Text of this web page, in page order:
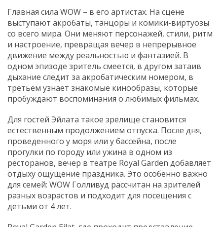
Главная сила WOW – в его артистах. На сцене
выступают акробаты, танцоры и комики-виртуозы
со всего мира. Они меняют персонажей, стили, ритм
и настроение, превращая вечер в непрерывное
движение между реальностью и фантазией. В
одном эпизоде зритель смеется, в другом затаив
дыхание следит за акробатическим номером, в
третьем узнает знакомые кинообразы, которые
пробуждают воспоминания о любимых фильмах.
Для гостей Эйлата такое зрелище становится
естественным продолжением отпуска. После дня,
проведенного у моря или у бассейна, после
прогулки по городу или ужина в одном из
ресторанов, вечер в театре Royal Garden добавляет
отдыху ощущение праздника. Это особенно важно
для семей: WOW Голливуд рассчитан на зрителей
разных возрастов и подходит для посещения с
детьми от 4 лет.